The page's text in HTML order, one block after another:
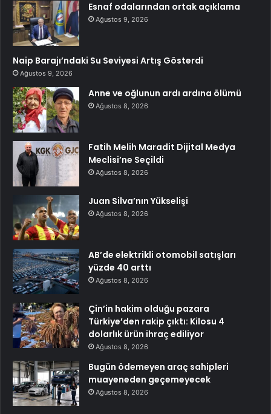
Esnaf odalarından ortak açıklama
Ağustos 9, 2026
Naip Barajı’ndaki Su Seviyesi Artış Gösterdi
Ağustos 9, 2026
Anne ve oğlunun ardı ardına ölümü
Ağustos 8, 2026
Fatih Melih Maradit Dijital Medya
Meclisi’ne Seçildi
Ağustos 8, 2026
Juan Silva’nın Yükselişi
Ağustos 8, 2026
AB’de elektrikli otomobil satışları
yüzde 40 arttı
Ağustos 8, 2026
Çin’in hakim olduğu pazara
Türkiye’den rakip çıktı: Kilosu 4
dolarlık ürün ihraç ediliyor
Ağustos 8, 2026
Bugün ödemeyen araç sahipleri
muayeneden geçemeyecek
Ağustos 8, 2026